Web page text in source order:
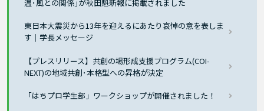
温･風との関係｣が秋田魁新報に掲載されました
東日本大震災から13年を迎えるにあたり哀悼の意を表しま
す｜学長メッセージ
【プレスリリース】共創の場形成支援プログラム(COI-
NEXT)の地域共創･本格型への昇格が決定
「はちプロ学生部」ワークショップが開催されました！